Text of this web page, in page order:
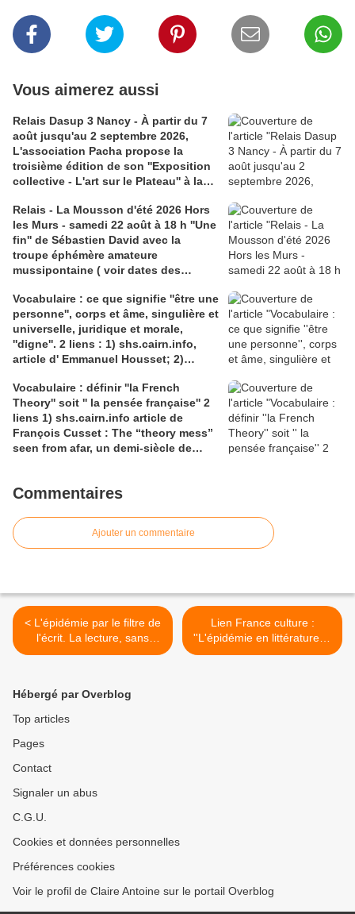
Vous aimerez aussi
Relais Dasup 3 Nancy - À partir du 7
août jusqu'au 2 septembre 2026,
L'association Pacha propose la
troisième édition de son ''Exposition
collective - L'art sur le Plateau'' à la
avenue Pinchard
Relais - La Mousson d'été 2026 Hors
les Murs - samedi 22 août à 18 h ''Une
fin'' de Sébastien David avec la
troupe éphémère amateure
mussipontaine ( voir dates des
dramaturgie Lola Molina à l’Espace
Saint-Laurent, Pont-à-Mousson 2
liens : 1) lien meec.org; 2)
lemeac.com
Vocabulaire : ce que signifie ''être une
personne'', corps et âme, singulière et
universelle, juridique et morale,
''digne''. 2 liens : 1) shs.cairn.info,
article d' Emmanuel Housset; 2)
Julian Roche
Vocabulaire : définir ''la French
Theory'' soit '' la pensée française'' 2
liens 1) shs.cairn.info article de
François Cusset : The “theory mess”
seen from afar, un demi-siècle de
l'émancipation...'', François Cusset
Commentaires
Ajouter un commentaire
< L'épidémie par le filtre de
l'écrit. La lecture, sans
masque, sans gants, autre
traduit par Philippe
Remacle - ''La peste d'
remacle.org/bloodwolf/texte
Lien France culture :
''L'épidémie en littérature, à
travers 6 grands romans'' >
Hébergé par Overblog
Top articles
Pages
Contact
Signaler un abus
C.G.U.
Cookies et données personnelles
Préférences cookies
Voir le profil de Claire Antoine sur le portail Overblog